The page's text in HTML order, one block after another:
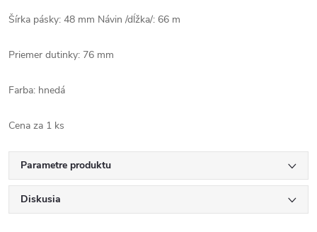
Šírka pásky: 48 mm Návin /dĺžka/: 66 m
Priemer dutinky: 76 mm
Farba: hnedá
Cena za 1 ks
Parametre produktu
Diskusia